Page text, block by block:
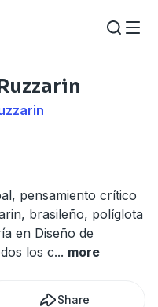
pensamiento crítico
brasileño, políglota
en Diseño de
los c... more
Share